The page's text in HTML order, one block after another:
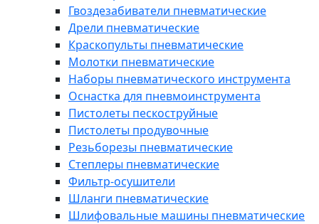
Гвоздезабиватели пневматические
Дрели пневматические
Краскопульты пневматические
Молотки пневматические
Наборы пневматического инструмента
Оснастка для пневмоинструмента
Пистолеты пескоструйные
Пистолеты продувочные
Резьборезы пневматические
Степлеры пневматические
Фильтр-осушители
Шланги пневматические
Шлифовальные машины пневматические